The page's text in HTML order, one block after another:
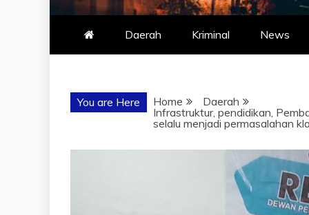
Daerah Kriminal News
You are Here Home
Daerah
Infrastruktur, pendidikan,
selalu menjadi permasalahan